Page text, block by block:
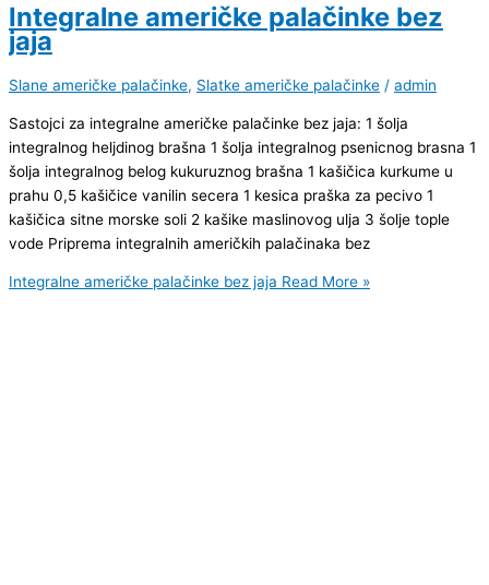
Integralne američke palačinke bez
jaja
Slane američke palačinke, Slatke američke palačinke / admin
Sastojci za integralne američke palačinke bez jaja: 1 šolja
integralnog heljdinog brašna 1 šolja integralnog psenicnog brasna 1
šolja integralnog belog kukuruznog brašna 1 kašičica kurkume u
prahu 0,5 kašičice vanilin secera 1 kesica praška za pecivo 1
kašičica sitne morske soli 2 kašike maslinovog ulja 3 šolje tople
vode Priprema integralnih američkih palačinaka bez
Integralne američke palačinke bez jaja Read More »